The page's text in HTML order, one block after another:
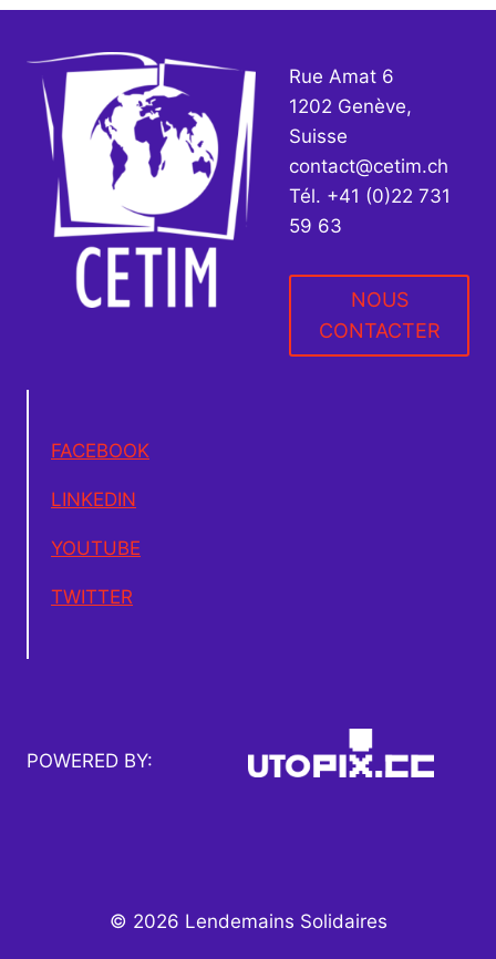
AU
BRÉSIL
Rue Amat 6
1202 Genève,
Suisse
contact@cetim.ch
Tél. +41 (0)22 731
59 63
NOUS
CONTACTER
FACEBOOK
LINKEDIN
YOUTUBE
TWITTER
POWERED BY:
© 2026 Lendemains Solidaires